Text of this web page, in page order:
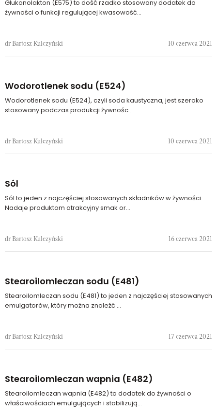
Glukonolakton (E575) to dość rzadko stosowany dodatek do
żywności o funkcji regulującej kwasowość...
dr Bartosz Kulczyński 10 czerwca 2021
Wodorotlenek sodu (E524)
Wodorotlenek sodu (E524), czyli soda kaustyczna, jest szeroko
stosowany podczas produkcji żywnośc...
dr Bartosz Kulczyński 10 czerwca 2021
Sól
Sól to jeden z najczęściej stosowanych składników w żywności.
Nadaje produktom atrakcyjny smak or...
dr Bartosz Kulczyński 16 czerwca 2021
Stearoilomleczan sodu (E481)
Stearoilomleczan sodu (E481) to jeden z najczęściej stosowanych
emulgatorów, który można znaleźć ...
dr Bartosz Kulczyński 17 czerwca 2021
Stearoilomleczan wapnia (E482)
Stearoilomleczan wapnia (E482) to dodatek do żywności o
właściwościach emulgujących i stabilizują...